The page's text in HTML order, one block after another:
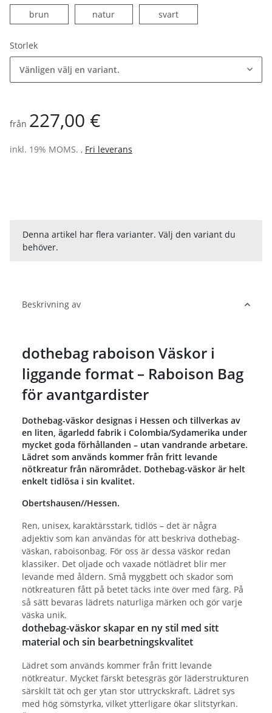
brunbrun naturnatur svartsvart
Storlek
Vänligen välj en variant.
från 227,00 €
inkl. 19% MOMS. , Fri leverans
x
Denna artikel har flera varianter. Välj den variant du
behöver.
Beskrivning av
dothebag raboison Väskor i
liggande format – Raboison Bag
för avantgardister
Dothebag-väskor designas i Hessen och tillverkas av
en liten, ägarledd fabrik i Colombia/Sydamerika under
mycket goda förhållanden – utan vandrande arbetare.
Lädret som används kommer från fritt levande
nötkreatur från närområdet. Dothebag-väskor är helt
enkelt tidlösa i sin kvalitet.
Obertshausen//Hessen.
Ren, unisex, karaktärsstark, tidlös – det är några
adjektiv som kan användas för att beskriva dothebag-
väskan, raboisonbag. För oss är dessa väskor redan
klassiker. Det oljade och vaxade nötlädret blir mer
levande med åldern. Små myggbett och skador som
nötkreaturen fått på betet täcks inte över med färg. På
så sätt bevaras lädrets naturliga märken och gör varje
väska unik.
dothebag-väskor skapar en ny stil med sitt
material och sin bearbetningskvalitet
Lädret som används kommer från fritt levande
nötkreatur. Mycket färskt betesgräs gör läderstrukturen
särskilt tät och ger ytan stor uttryckskraft. Lädret sys
med hög sömstyrka, vilket ytterligare ökar slitstyrkan.